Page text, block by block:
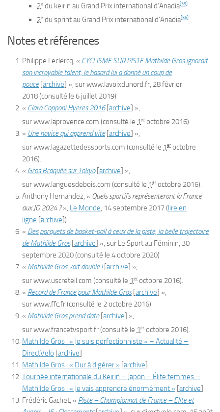
2e du keirin au Grand Prix international d’Anadia[35]
2e du sprint au Grand Prix international d’Anadia[36]
Notes et références
Philippe Leclercq, « CYCLISME SUR PISTE Mathilde Gros ignorait
son incroyable talent, le hasard lui a donné un coup de
pouce[archive] », surwww.lavoixdunord.fr, 28 février
2018(consulté le 6 juillet 2019)
« Clara Copponi Hyeres 2016[archive] »,
surwww.laprovence.com (consulté le 1er octobre 2016).
« Une novice qui apprend vite[archive] »,
surwww.lagazettedessports.com (consulté le 1er octobre
2016).
« Gros Braquée sur Tokyo[archive] »,
surwww.languesdebois.com (consulté le 1er octobre 2016).
Anthony Hernandez, « Quels sportifs représenteront la France
aux JO 2024 ?», Le Monde,‎ 14 septembre 2017(lire en
ligne [archive])
« Des parquets de basket-ball à ceux de la piste, la belle trajectoire
de Mathilde Gros[archive] », sur Le Sport au Féminin, 30
septembre 2020(consulté le 4 octobre 2020)
« Mathilde Gros voit double ![archive] »,
surwww.uscreteil.com (consulté le 1er octobre 2016).
« Record de France pour Mathilde Gros[archive] »,
surwww.ffc.fr(consulté le 2 octobre 2016).
« Mathilde Gros prend date[archive] »,
surwww.francetvsport.fr(consulté le 1er octobre 2016).
Mathilde Gros : « Je suis perfectionniste » – Actualité –
DirectVelo [archive]
Mathilde Gros : « Dur à digérer » [archive]
Tournée internationale du Keirin – Japon – Élite femmes –
Mathilde Gros : « Je vais apprendre énormément » [archive]
Frédéric Gachet, « Piste – Championnat de France – Elite et